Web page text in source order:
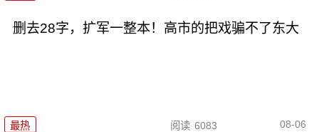
删去28字，扩军一整本！高市的把戏骗不了东大
最热 阅读 6083 08-06